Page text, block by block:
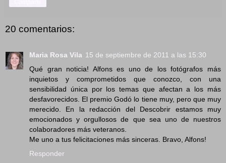
20 comentarios:
Maria Rosa Vila 15 de septiembre de 2011 a las 15:30
Qué gran noticia! Alfons es uno de los fotógrafos más
inquietos y comprometidos que conozco, con una
sensibilidad única por los temas que afectan a los más
desfavorecidos. El premio Godó lo tiene muy, pero que muy
merecido. En la redacción del Descobrir estamos muy
emocionados y orgullosos de que sea uno de nuestros
colaboradores más veteranos.
Me uno a tus felicitaciones más sinceras. Bravo, Alfons!
Responder